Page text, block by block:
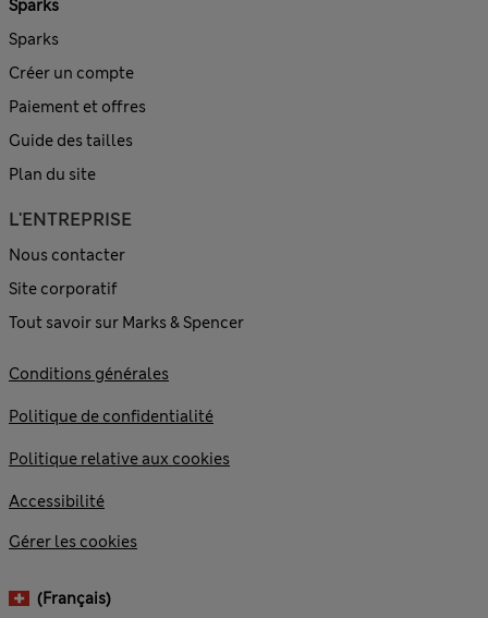
Sparks
Sparks
Créer un compte
Paiement et offres
Guide des tailles
Plan du site
L'ENTREPRISE
Nous contacter
Site corporatif
Tout savoir sur Marks & Spencer
Conditions générales
Politique de confidentialité
Politique relative aux cookies
Accessibilité
Gérer les cookies
(français)